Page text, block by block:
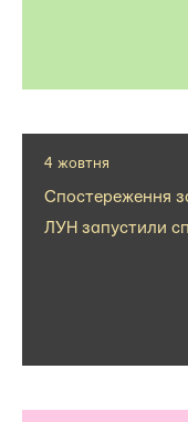
4 жовтня
Спостереження
ЛУН запустили